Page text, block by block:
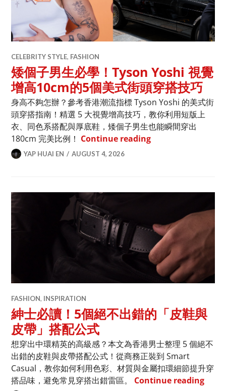
CELEBRITY STYLE, FASHION
矮個子男生必學！Tyson Yoshi 視覺
增高10cm的5個美式街頭穿搭技巧
身高不夠怎辦？參考香港潮流指標 Tyson Yoshi 的美式街
頭穿搭指南！精選 5 大視覺增高技巧，教你利用短版上
衣、同色系搭配與厚底鞋，矮個子男生也能瞬間穿出
180cm 完美比例！ Continue reading矮個子男生必學！
YAP HUAI EN AUGUST 4, 2026
FASHION, INSPIRATION
紳士必讀！5個絕不出錯的「皮鞋與
皮帶」搭配公式
想穿出中環精英的高級感？本文為香港男士整理 5 個絕不
出錯的皮鞋與皮帶搭配公式！從商務正裝到 Smart
Casual，教你如何利用色彩、材質與金屬扣環細節提升穿
搭品味，避免常見穿搭出錯雷區。 Continue reading紳士